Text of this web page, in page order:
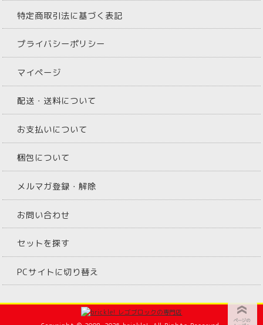
特定商取引法に基づく表記
プライバシーポリシー
マイページ
配送・送料について
お支払いについて
梱包について
メルマガ登録・解除
お問い合わせ
セットを探す
PCサイトに切り替え